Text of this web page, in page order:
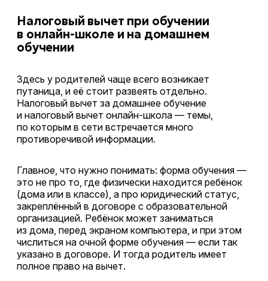
Налоговый вычет при обучении
в онлайн-школе и на домашнем
обучении
Здесь у родителей чаще всего возникает
путаница, и её стоит развеять отдельно.
Налоговый вычет за домашнее обучение
и налоговый вычет онлайн-школа — темы,
по которым в сети встречается много
противоречивой информации.
Главное, что нужно понимать: форма обучения —
это не про то, где физически находится ребёнок
(дома или в классе), а про юридический статус,
закреплённый в договоре с образовательной
организацией. Ребёнок может заниматься
из дома, перед экраном компьютера, и при этом
числиться на очной форме обучения — если так
указано в договоре. И тогда родитель имеет
полное право на вычет.